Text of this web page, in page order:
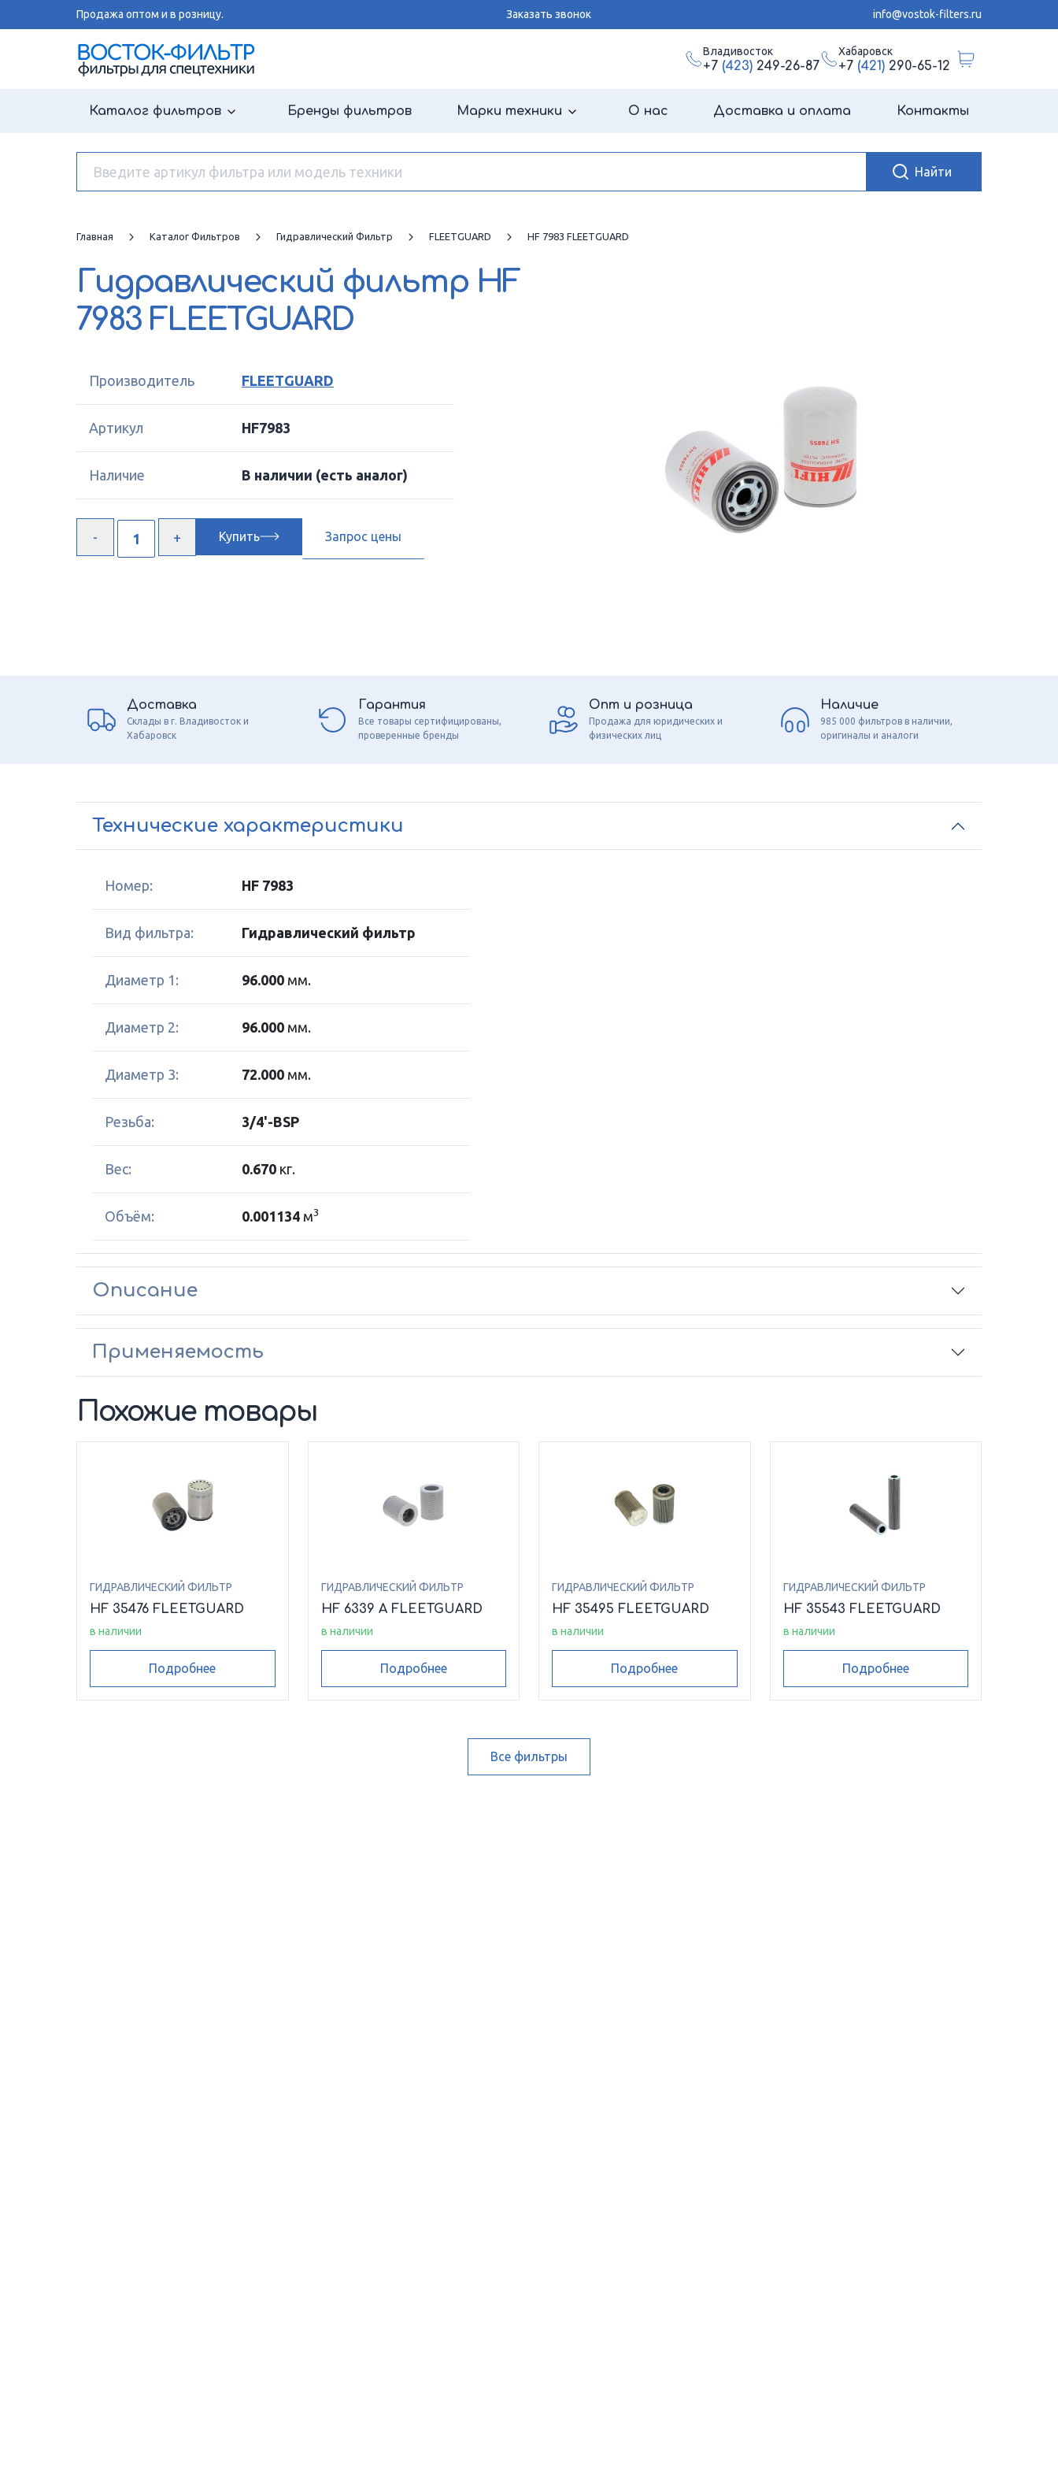
Продажа оптом и в розницу. Заказать звонок info@vostok-filters.ru
Владивосток
+7 (423)249-26-87
Хабаровск
+7 (421)290-65-12
Каталог фильтров Бренды фильтров Марки техники О нас Доставка и оплата Контакты
Главная Каталог Фильтров Гидравлический Фильтр FLEETGUARD HF 7983 FLEETGUARD
Гидравлический фильтр HF
7983 FLEETGUARD
Производитель FLEETGUARD
Артикул HF7983
Наличие В наличии (есть аналог)
Купить Запрос цены
Доставка
Склады в г. Владивосток и
Хабаровск
Гарантия
Все товары сертифицированы,
проверенные бренды
Опт и розница
Продажа для юридических и
физических лиц
Наличие
985 000 фильтров в наличии,
оригиналы и аналоги
Технические характеристики
Номер: HF 7983
Вид фильтра: Гидравлический фильтр
Диаметр 1: 96.000 мм.
Диаметр 2: 96.000 мм.
Диаметр 3: 72.000 мм.
Резьба: 3/4'-BSP
Вес: 0.670 кг.
Объём: 0.001134 м3
Описание
Применяемость
Похожие товары
ГИДРАВЛИЧЕСКИЙ ФИЛЬТР
HF 35476 FLEETGUARD
в наличии
Подробнее
ГИДРАВЛИЧЕСКИЙ ФИЛЬТР
HF 6339 A FLEETGUARD
в наличии
Подробнее
ГИДРАВЛИЧЕСКИЙ ФИЛЬТР
HF 35495 FLEETGUARD
в наличии
Подробнее
ГИДРАВЛИЧЕСКИЙ ФИЛЬТР
HF 35543 FLEETGUARD
в наличии
Подробнее
Все фильтры